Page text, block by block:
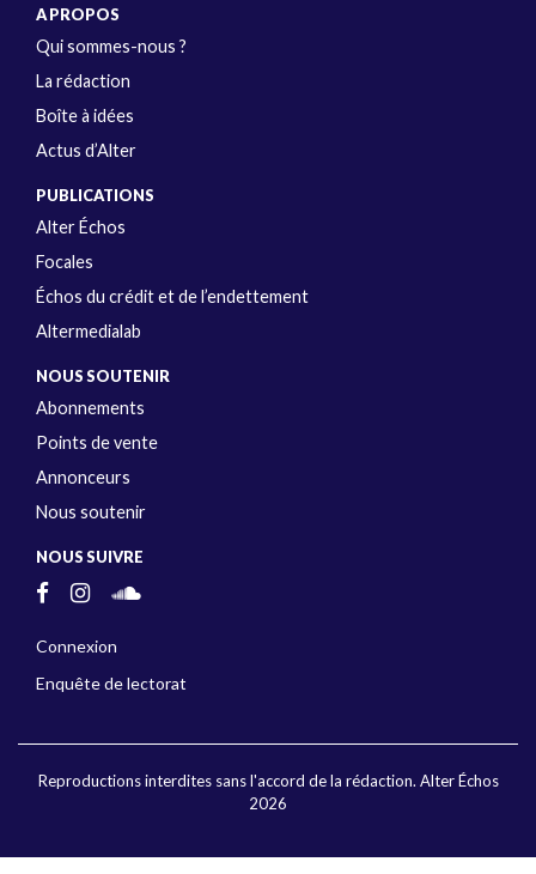
A PROPOS
Qui sommes-nous ?
La rédaction
Boîte à idées
Actus d’Alter
PUBLICATIONS
Alter Échos
Focales
Échos du crédit et de l’endettement
Altermedialab
NOUS SOUTENIR
Abonnements
Points de vente
Annonceurs
Nous soutenir
NOUS SUIVRE
Connexion
Enquête de lectorat
Reproductions interdites sans l'accord de la rédaction. Alter Échos
2026